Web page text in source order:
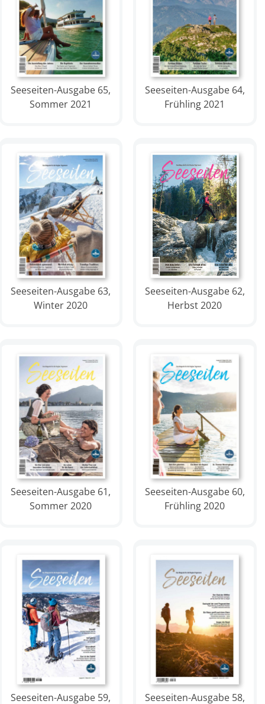
Seeseiten-Ausgabe 65,
Sommer 2021
Seeseiten-Ausgabe 64,
Frühling 2021
Seeseiten-Ausgabe 63,
Winter 2020
Seeseiten-Ausgabe 62,
Herbst 2020
Seeseiten-Ausgabe 61,
Sommer 2020
Seeseiten-Ausgabe 60,
Frühling 2020
Seeseiten-Ausgabe 59, Seeseiten-Ausgabe 58,